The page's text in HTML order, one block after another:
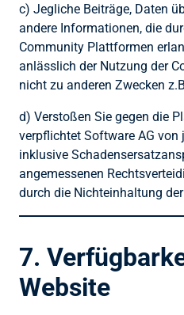
c) Jegliche Beiträge, Daten
andere Informationen, die
Community Plattformen
anlässlich der Nutzung der
nicht zu anderen Zwecken
d) Verstoßen Sie gegen die
verpflichtet Software AG von
inklusive
angemessenen
durch die Nichteinhaltung
7.
Website